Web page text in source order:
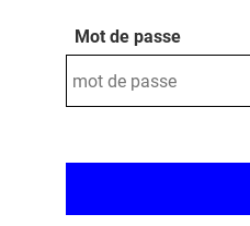
Mot de passe